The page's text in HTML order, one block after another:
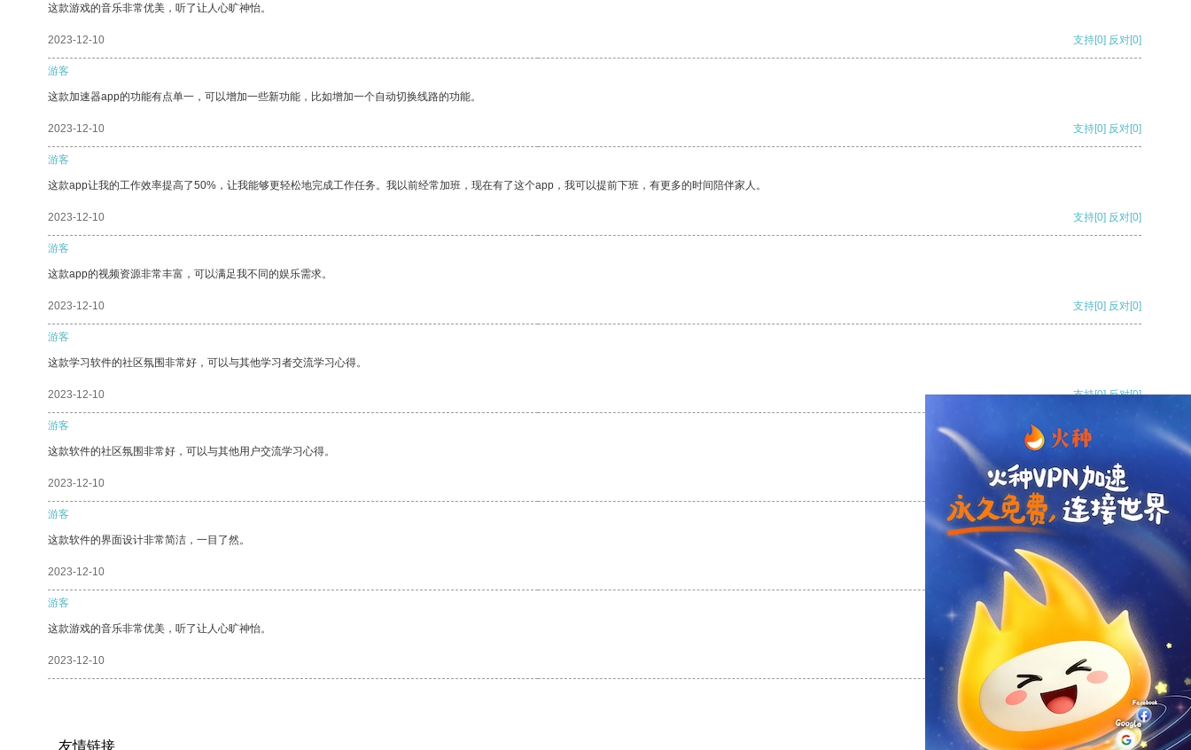
这款游戏的音乐非常优美，听了让人心旷神怡。
2023-12-10 支持[0] 反对[0]
游客
这款加速器app的功能有点单一，可以增加一些新功能，比如增加一个自动切换线路的功能。
2023-12-10 支持[0] 反对[0]
游客
这款app让我的工作效率提高了50%，让我能够更轻松地完成工作任务。我以前经常加班，现在有了这个app，我可以提前下班，有更多的时间陪伴家人。
2023-12-10 支持[0] 反对[0]
游客
这款app的视频资源非常丰富，可以满足我不同的娱乐需求。
2023-12-10 支持[0] 反对[0]
游客
这款学习软件的社区氛围非常好，可以与其他学习者交流学习心得。
2023-12-10 支持[0] 反对[0]
游客
这款软件的社区氛围非常好，可以与其他用户交流学习心得。
2023-12-10 支持[0] 反对
游客
这款软件的界面设计非常简洁，一目了然。
2023-12-10 支持
游客
这款游戏的音乐非常优美，听了让人心旷神怡。
2023-12-10 支持 反对 [0]
友情链接